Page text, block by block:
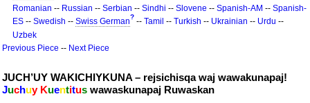
Romanian -- Russian -- Serbian -- Sindhi -- Slovene -- Spanish-AM -- Spanish-
ES -- Swedish -- Swiss German? -- Tamil -- Turkish -- Ukrainian -- Urdu --
Uzbek
Previous Piece -- Next Piece
JUCH’UY WAKICHIYKUNA – rejsichisqa waj wawakunapaj!
Juchuy Kuentitus wawaskunapaj Ruwaskan